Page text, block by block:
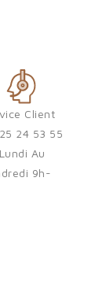
Client
24 53 55
Au
9h-
your wish list.